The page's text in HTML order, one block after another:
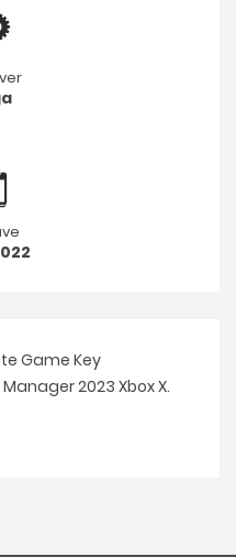
Game Key
2023 Xbox X.